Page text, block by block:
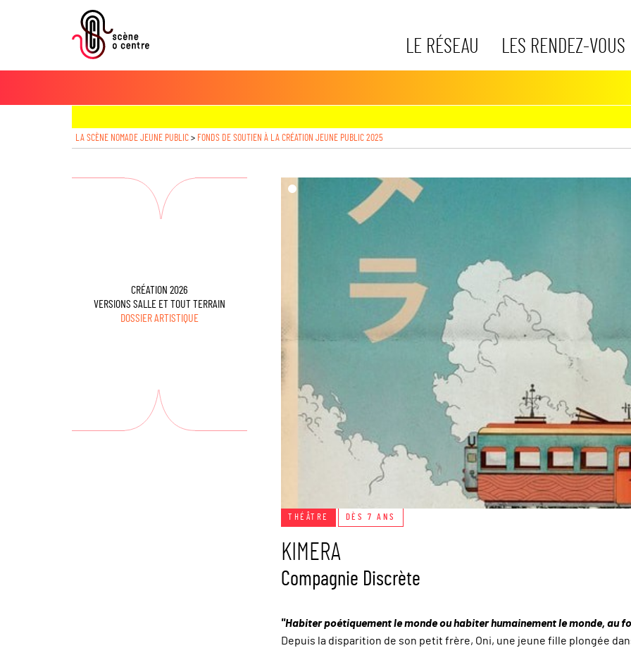
LE RÉSEAU LES RENDEZ-VOUS
LA SCÈNE NOMADE JEUNE PUBLIC > FONDS DE SOUTIEN À LA CRÉATION JEUNE PUBLIC 2025
CRÉATION 2026
VERSIONS SALLE ET TOUT TERRAIN
DOSSIER ARTISTIQUE
dd($imgs->media)
THÉÂTRE DÈS 7 ANS
KIMERA
Compagnie Discrète
"Habiter poétiquement le monde ou habiter humainement le monde, au
Depuis la disparition de son petit frère, Oni, une jeune fille plongée